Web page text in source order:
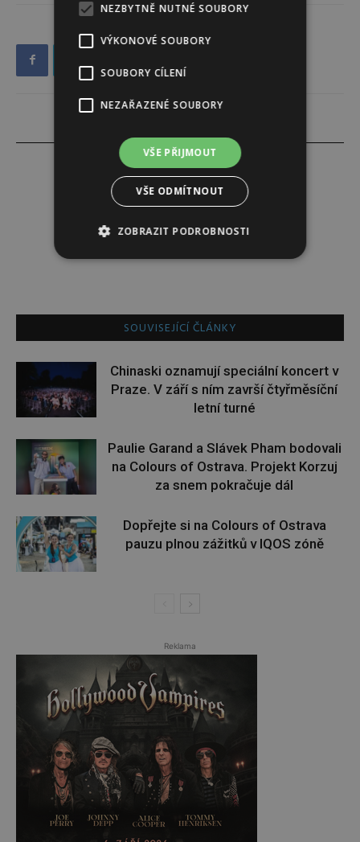
Lucie Šáleová
SOUVISEJÍCÍ ČLÁNKY
Chinaski oznamují speciální koncert v
Praze. V září s ním završí čtyřměsíční
letní turné
Paulie Garand a Slávek Pham bodovali
na Colours of Ostrava. Projekt Korzuj
za snem pokračuje dál
Dopřejte si na Colours of Ostrava
pauzu plnou zážitků v IQOS zóně
Reklama
NEZBYTNĚ NUTNÉ SOUBORY
VÝKONOVÉ SOUBORY
SOUBORY CÍLENÍ
NEZAŘAZENÉ SOUBORY
VŠE PŘIJMOUT
VŠE ODMÍTNOUT
ZOBRAZIT PODROBNOSTI